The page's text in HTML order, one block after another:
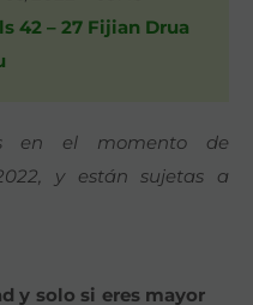
42 – 27 Fijian Drua
en el momento de
y están sujetas a
y solo si eres mayor